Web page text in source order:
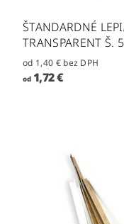
ŠTANDARDNÉ
TRANSPARENT Š.
od 1,40 € bez DPH
od1,72 €